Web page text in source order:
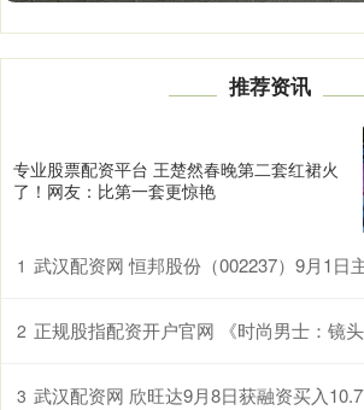
推荐资讯
专业股票配资平台 王楚然春晚第二套红裙火
了！网友：比第一套更惊艳
1 武汉配资网 恒邦股份（002237）9月1日主力
2 正规股指配资开户官网 《时尚男士：镜
3 武汉配资网 欣旺达9月8日获融资买入10.77亿